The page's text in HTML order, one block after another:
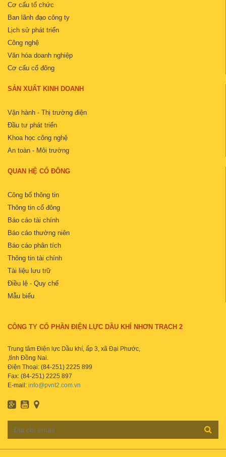
Cơ cấu tổ chức
Ban lãnh đạo công ty
Lịch sử phát triển
Công nghệ
Văn hóa doanh nghiệp
Cơ cấu cổ đông
SẢN XUẤT KINH DOANH
Vận hành - Thị trường điện
Đầu tư phát triển
Khoa học công nghệ
An toàn - Môi trường
QUAN HỆ CỔ ĐÔNG
Công bố thông tin
Thông tin cổ đông
Báo cáo tài chính
Báo cáo thường niên
Báo cáo phân tích
Thông tin tài chính
Tài liệu lưu trữ
Điều lệ - Quy chế
Mẫu biểu
CÔNG TY CỔ PHẦN ĐIỆN LỰC DẦU KHÍ NHƠN TRẠCH 2
Trung tâm Điện lực Dầu khí, ấp 3, xã Đại Phước,
,tỉnh Đồng Nai.
Điện Thoại: (84-251) 2225 899
Fax: (84-251) 2225 897
E-mail: info@pvnt2.com.vn